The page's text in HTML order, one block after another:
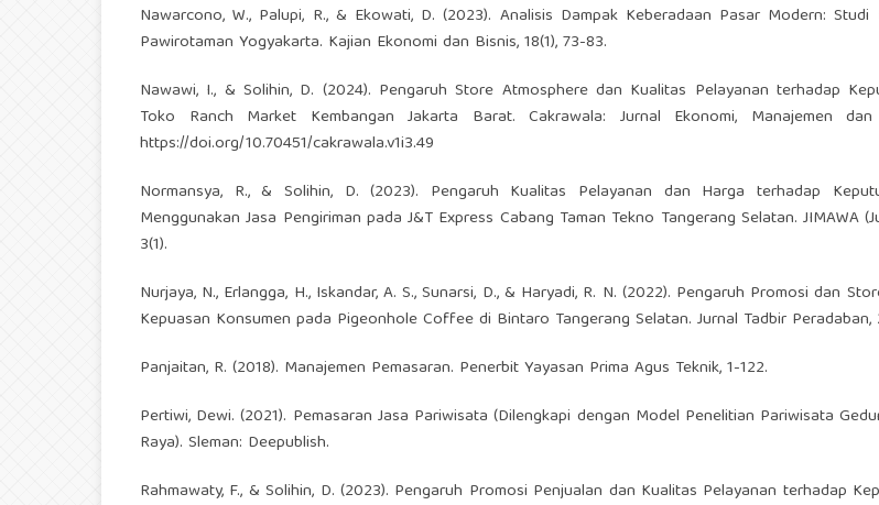
Nawarcono, W., Palupi, R., & Ekowati, D. (2023). Analisis Dampak Keberadaan Pasar Modern:
Pawirotaman Yogyakarta. Kajian Ekonomi dan Bisnis, 18(1), 73-83.
Nawawi, I., & Solihin, D. (2024). Pengaruh Store Atmosphere dan Kualitas Pelayanan terhadap
Toko Ranch Market Kembangan Jakarta Barat. Cakrawala: Jurnal Ekonomi, Manajemen
https://doi.org/10.70451/cakrawala.v1i3.49
Normansya, R., & Solihin, D. (2023). Pengaruh Kualitas Pelayanan dan Harga terhadap
Menggunakan Jasa Pengiriman pada J&T Express Cabang Taman Tekno Tangerang Selatan. JIMAWA
3(1).
Nurjaya, N., Erlangga, H., Iskandar, A. S., Sunarsi, D., & Haryadi, R. N. (2022). Pengaruh Promosi dan
Kepuasan Konsumen pada Pigeonhole Coffee di Bintaro Tangerang Selatan. Jurnal Tadbir Peradaban,
Panjaitan, R. (2018). Manajemen Pemasaran. Penerbit Yayasan Prima Agus Teknik, 1-122.
Pertiwi, Dewi. (2021). Pemasaran Jasa Pariwisata (Dilengkapi dengan Model Penelitian Pariwisata
Raya). Sleman: Deepublish.
Rahmawaty, F., & Solihin, D. (2023). Pengaruh Promosi Penjualan dan Kualitas Pelayanan terhadap